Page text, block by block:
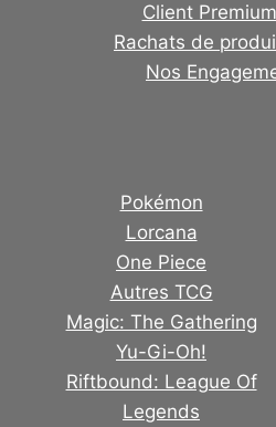
Client
Rachats de
Nos
Pokémon
Lorcana
One Piece
Autres TCG
Magic: The Gathering
Yu-Gi-Oh!
Riftbound: League Of
Legends